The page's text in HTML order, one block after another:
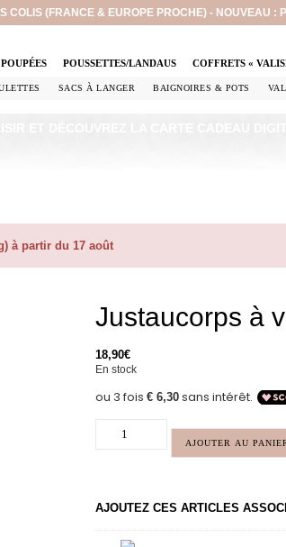
COLIS (FRANCE & EUROPE PROCHE) - NOUVEAU :
POUSSETTES/LANDAUS COFFRETS «
SACS À LANGER BAIGNOIRES & POTS
à partir du 17 août
Justaucorps à
18,90€
En stock
AJOUTER AU
AJOUTEZ CES ARTICLES